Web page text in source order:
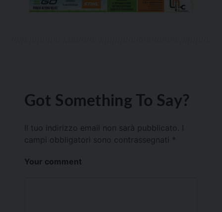
Got Something To Say?
Il tuo indirizzo email non sarà pubblicato.
campi obbligatori sono contrassegnati *
Your comment